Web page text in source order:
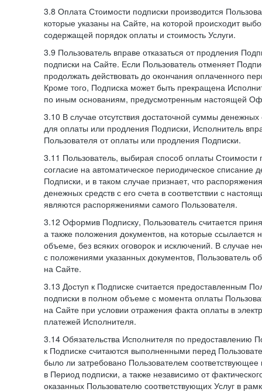
3.8 Оплата Стоимости подписки производится
которые указаны на Сайте, на которой происходит
содержащей порядок оплаты и стоимость Услуги.
3.9 Пользователь вправе отказаться от продления
подписки на Сайте. Если Пользователь отменяет
продолжать действовать до окончания оплаченного
Кроме того, Подписка может быть прекращена
по иным основаниям, предусмотренным настоящей
3.10 В случае отсутствия достаточной суммы денежных
для оплаты или продления Подписки, Исполнитель
Пользователя от оплаты или продления Подписки.
3.11 Пользователь, выбирая способ оплаты Стоимости
согласие на автоматическое периодическое списание
Подписки, и в таком случае признает, что
денежных средств с его счета в соответствии с
являются распоряжениями самого Пользователя.
3.12 Оформив Подписку, Пользователь считается
а также положения документов, на которые
объеме, без всяких оговорок и исключений. В случае
с положениями указанных документов, Пользователь
на Сайте.
3.13 Доступ к Подписке считается предоставленным
подписки в полном объеме с момента оплаты
на Сайте при условии отражения факта оплаты в
платежей Исполнителя.
3.14 Обязательства Исполнителя по предоставлению
к Подписке считаются выполненными перед
было ли затребовано Пользователем
в Период подписки, а также независимо от
оказанных Пользователю соответствующих Услуг в